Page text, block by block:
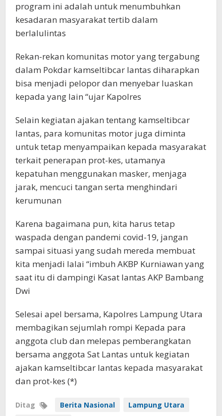
program ini adalah untuk menumbuhkan
kesadaran masyarakat tertib dalam
berlalulintas
Rekan-rekan komunitas motor yang tergabung
dalam Pokdar kamseltibcar lantas diharapkan
bisa menjadi pelopor dan menyebar luaskan
kepada yang lain “ujar Kapolres
Selain kegiatan ajakan tentang kamseltibcar
lantas, para komunitas motor juga diminta
untuk tetap menyampaikan kepada masyarakat
terkait penerapan prot-kes, utamanya
kepatuhan menggunakan masker, menjaga
jarak, mencuci tangan serta menghindari
kerumunan
Karena bagaimana pun, kita harus tetap
waspada dengan pandemi covid-19, jangan
sampai situasi yang sudah mereda membuat
kita menjadi lalai “imbuh AKBP Kurniawan yang
saat itu di dampingi Kasat lantas AKP Bambang
Dwi
Selesai apel bersama, Kapolres Lampung Utara
membagikan sejumlah rompi Kepada para
anggota club dan melepas pemberangkatan
bersama anggota Sat Lantas untuk kegiatan
ajakan kamseltibcar lantas kepada masyarakat
dan prot-kes (*)
Ditag Berita Nasional
Lampung Utara